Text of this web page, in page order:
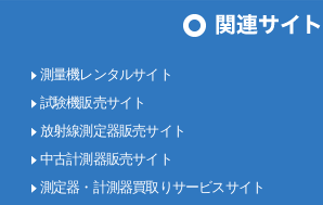
測量機レンタルサイト
試験機販売サイト
放射線測定器販売サイト
中古計測器販売サイト
測定器・計測器買取りサービスサイト